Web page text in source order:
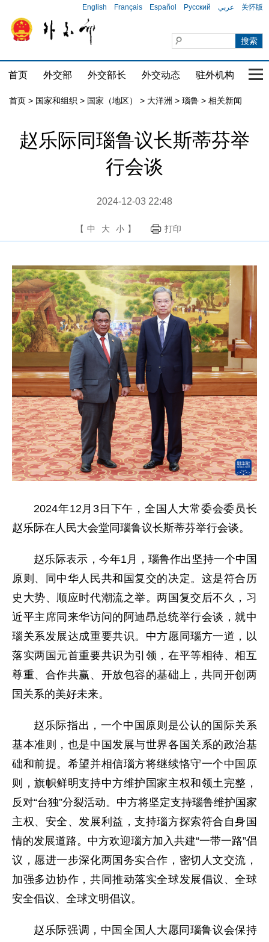
English Français Español Русский عربي 关怀版
首页 外交部 外交部长 外交动态 驻外机构 国
首页 > 国家和组织 > 国家（地区） > 大洋洲 > 瑙鲁 > 相关新闻
赵乐际同瑙鲁议长斯蒂芬举
行会谈
2024-12-03 22:48
【 中 大 小 】 打印
2024年12月3日下午，全国人大常委会委员长
赵乐际在人民大会堂同瑙鲁议长斯蒂芬举行会谈。
赵乐际表示，今年1月，瑙鲁作出坚持一个中国
原则、同中华人民共和国复交的决定。这是符合历
史大势、顺应时代潮流之举。两国复交后不久，习
近平主席同来华访问的阿迪昂总统举行会谈，就中
瑙关系发展达成重要共识。中方愿同瑙方一道，以
落实两国元首重要共识为引领，在平等相待、相互
尊重、合作共赢、开放包容的基础上，共同开创两
国关系的美好未来。
赵乐际指出，一个中国原则是公认的国际关系
基本准则，也是中国发展与世界各国关系的政治基
础和前提。希望并相信瑙方将继续恪守一个中国原
则，旗帜鲜明支持中方维护国家主权和领土完整，
反对“台独”分裂活动。中方将坚定支持瑙鲁维护国家
主权、安全、发展利益，支持瑙方探索符合自身国
情的发展道路。中方欢迎瑙方加入共建“一带一路”倡
议，愿进一步深化两国务实合作，密切人文交流，
加强多边协作，共同推动落实全球发展倡议、全球
安全倡议、全球文明倡议。
赵乐际强调，中国全国人大愿同瑙鲁议会保持